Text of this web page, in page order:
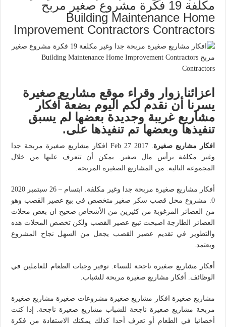
مكلفة 19 فكرة مشروع صغير مربح
Building Maintenance Home
Improvement Contractors Contractors
اعزائنا زوار وقراء موقع مشاريع صغيرة
يسرنا أن نقدم لكم اليوم بضعة أفكار
مشاريع غريبة وجديدة بعضها لم يسبق
تنفيذها وبعضها تم تنفيذها على.
افكار مشاريع صغيرة
. Feb 27 2017 افكار مشاريع صغيرة مربحة جدا
وغير مكلفة برأس مال صغير. يمكن أن تتعرف عليها من خلال
المجموعة التالية. من المشاريع الصغيرة المربحة.
أفكار مشاريع صغيرة مربحة جدا وغير مكلفة. ابتسام – 26 سبتمبر 2020
0. مشروع محل قصب سكر صغير متخصص في بيع عصير القصب وهو
من العصائر المرغوبة من كثيرين من الأشخاص صحيح ان بعض محلات
العصائر الطازجة اصبحت تبيع عصير القصب ولكن تخصص المحلات هذه
والتطوير في تقديم عصير القصب يجعل من السهل نجاح المشروع
ويعتمد.
أفكار مشاريع صغيرة ناجحة للنساء. توفير وجبات الطعام للعاملين في
الوظائف. أفكار مشاريع صغيرة مربحة للشباب.
مشاربع صغيرة افكار مشاريع صغيرة مشروعات صغيرة مشاريع صغيرة
مربحة مشاريع صغيرة ناجحة للشباب مشاريع صغيرة ناجحة. إذا كنت
أخصائيا في الطعام أو تعرف أحدا كذلك يمكنك الاستفادة من فكرة